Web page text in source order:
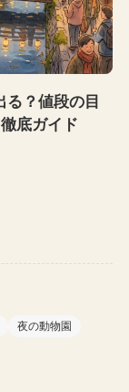
る？値段の目
底ガイド
夜の動物園